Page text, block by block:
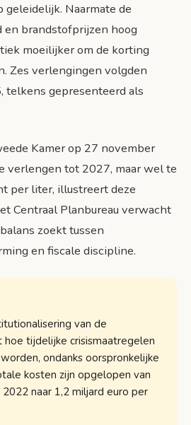
Naarmate de
en brandstofprijzen hoog
moeilijker om de korting
Zes verlengingen volgden
telkens gepresenteerd als
Kamer op 27 november
verlengen tot 2027, maar wel te
per liter, illustreert deze
Centraal Planbureau verwacht
zoekt tussen
en fiscale discipline.
van de
hoe tijdelijke crisismaatregelen
ondanks oorspronkelijke
kosten zijn opgelopen van
naar 1,2 miljard euro per